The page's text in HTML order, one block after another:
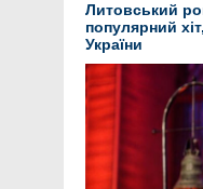
Литовський
популярний
України